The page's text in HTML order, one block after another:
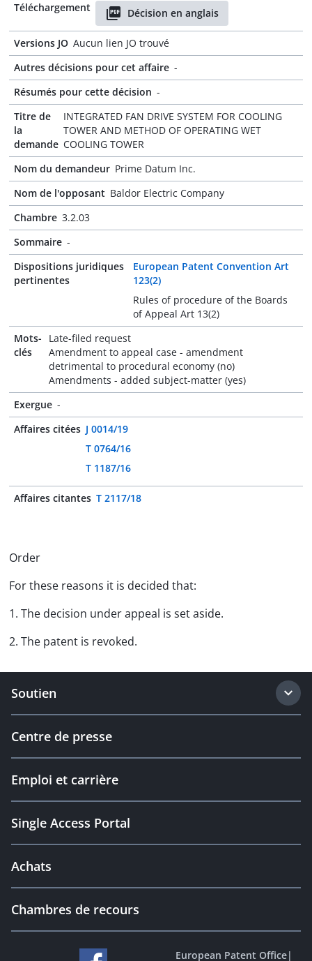
Téléchargement
Décision en anglais
Versions JO Aucun lien JO trouvé
Autres décisions pour cet affaire -
Résumés pour cette décision -
Titre de
la
demande
INTEGRATED FAN DRIVE SYSTEM FOR COOLING
TOWER AND METHOD OF OPERATING WET
COOLING TOWER
Nom du demandeur Prime Datum Inc.
Nom de l'opposant Baldor Electric Company
Chambre 3.2.03
Sommaire -
Dispositions juridiques
pertinentes
European Patent Convention Art
123(2)
Rules of procedure of the Boards
of Appeal Art 13(2)
Mots-
clés
Late-filed request
Amendment to appeal case - amendment
detrimental to procedural economy (no)
Amendments - added subject-matter (yes)
Exergue -
Affaires citées J 0014/19
T 0764/16
T 1187/16
Affaires citantes T 2117/18
Order
For these reasons it is decided that:
1. The decision under appeal is set aside.
2. The patent is revoked.
Soutien
Centre de presse
Emploi et carrière
Single Access Portal
Achats
Chambres de recours
European Patent Office|